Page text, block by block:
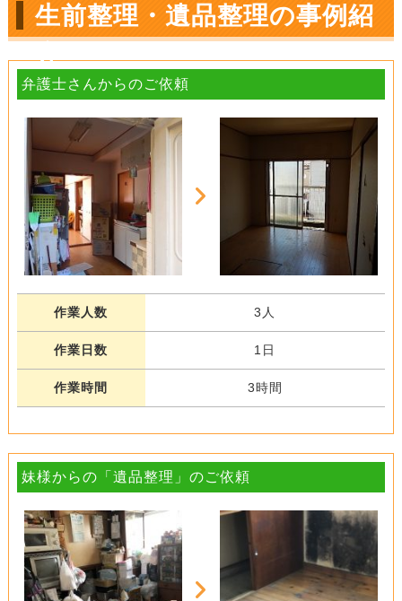
生前整理・遺品整理の事例紹
介
弁護士さんからのご依頼
作業人数 3人
作業日数 1日
作業時間 3時間
妹様からの「遺品整理」のご依頼